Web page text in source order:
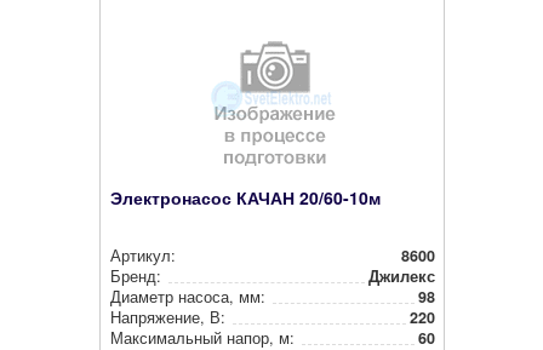
Электронасос КАЧАН 20/60-10м
Артикул:
8600
Бренд:
Джилекс
Диаметр насоса, мм:
98
Нап­ря­же­ние, В:
220
Мак­си­маль­ный напор, м:
60